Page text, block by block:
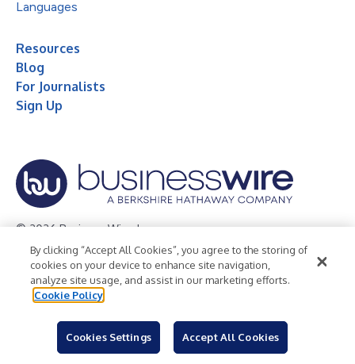
Languages
Resources
Blog
For Journalists
Sign Up
© 2026 Business Wire, Inc.
Privacy Policy Cookie Policy
Accessibility Statement
Terms of Use
Legal
By clicking “Accept All Cookies”, you agree to the storing of
cookies on your device to enhance site navigation,
analyze site usage, and assist in our marketing efforts.
Cookie Policy
Cookies Settings Accept All Cookies